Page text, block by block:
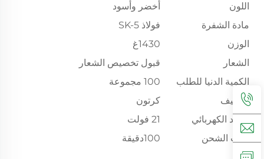
اللون
أخضر وأسود
مادة الشفرة
فولاذ SK-5
الوزن
1430غ
الشعار
قبول تخصيص الشعار
الكمية الدنيا للطلب
100 مجموعة
التغليف
كرتون
الجهد الكهربائي
21 فولت
وقت الشحن
100دقيقة